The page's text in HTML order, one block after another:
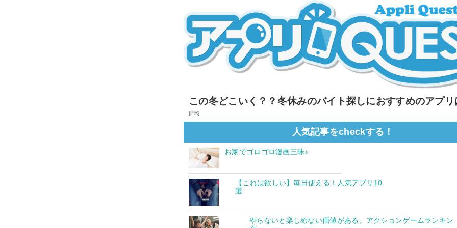
この冬どこいく？？冬休みのバイト探しにおすすめのアプ
[PR]
人気記事をcheckする！
お家でゴロゴロ漫画三昧♪
【これは欲しい】毎日使える！人気アプリ10
選
やらないと楽しめない価値がある。アクションゲームランキン